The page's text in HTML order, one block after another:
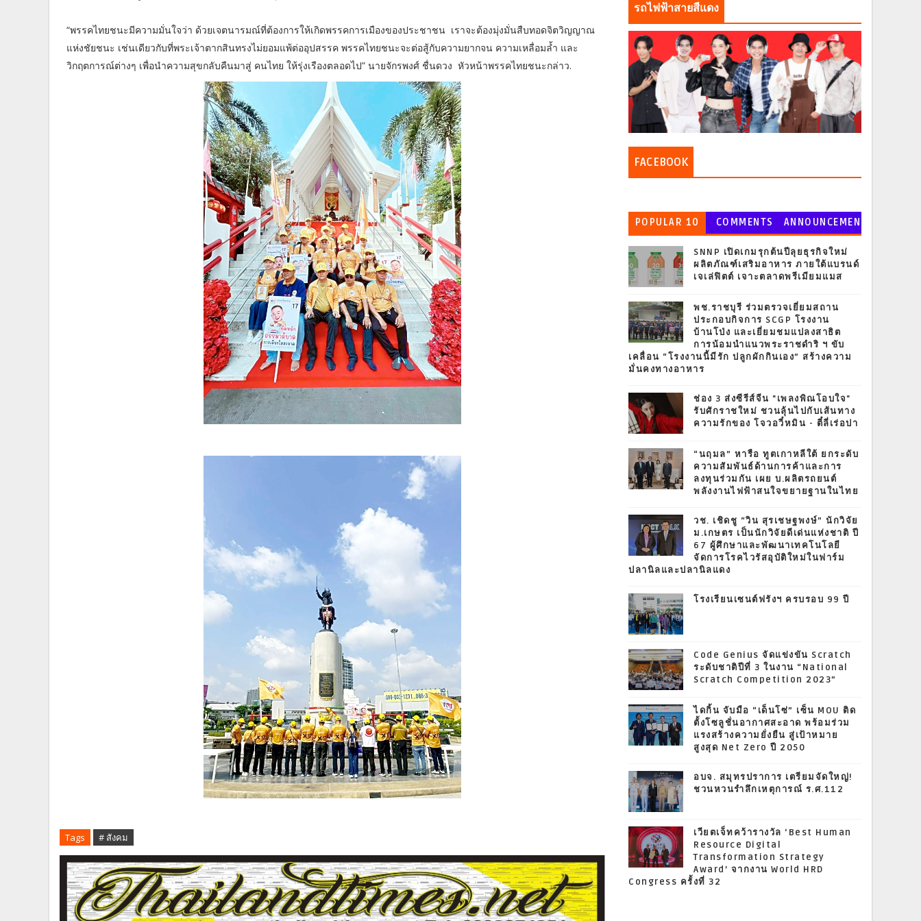
“พรรคไทยชนะมีความมั่นใจว่า ด้วยเจตนารมณ์ที่ต้องการให้เกิดพรรคการเมืองของประชาชน เราจะต้องมุ่งมั่นสืบทอดจิตวิญญาณ
แห่งชัยชนะ เช่นเดียวกับที่พระเจ้าตากสินทรงไม่ยอมแพ้ต่ออุปสรรค พรรคไทยชนะจะต่อสู้กับความยากจน ความเหลื่อมล้ำ และ
วิกฤตการณ์ต่างๆ เพื่อนำความสุขกลับคืนมาสู่ คนไทย ให้รุ่งเรืองตลอดไป” นายจักรพงศ์ ชื่นดวง หัวหน้าพรรคไทยชนะกล่าว.
Tags # สังคม
รถไฟฟ้าสายสีแดง
FACEBOOK
POPULAR 10 COMMENTS
ANNOUNCEMEN
T
SNNP เปิดเกมรุกต้นปีลุยธุรกิจใหม่
ผลิตภัณฑ์เสริมอาหาร ภายใต้แบรนด์
เจเล่ฟิตต์ เจาะตลาดพรีเมียมแมส
พช.ราชบุรี ร่วมตรวจเยี่ยมสถาน
ประกอบกิจการ SCGP โรงงาน
บ้านโป่ง และเยี่ยมชมแปลงสาธิต
การน้อมนำแนวพระราชดำริ ฯ ขับ
เคลื่อน “โรงงานนี้มีรัก ปลูกผักกินเอง” สร้างความ
มั่นคงทางอาหาร
ช่อง 3 ส่งซีรีส์จีน "เพลงพิณโอบใจ"
รับศักราชใหม่ ชวนลุ้นไปกับเส้นทาง
ความรักของ โจวอวี๋หมิน - ตี๋ลี่เร่อปา
“นฤมล” หารือ ทูตเกาหลีใต้ ยกระดับ
ความสัมพันธ์ด้านการค้าและการ
ลงทุนร่วมกัน เผย บ.ผลิตรถยนต์
พลังงานไฟฟ้าสนใจขยายฐานในไทย
วช. เชิดชู “วิน สุรเชษฐพงษ์” นักวิจัย
ม.เกษตร เป็นนักวิจัยดีเด่นแห่งชาติ ปี
67 ผู้ศึกษาและพัฒนาเทคโนโลยี
จัดการโรคไวรัสอุบัติใหม่ในฟาร์ม
ปลานิลและปลานิลแดง
โรงเรียนเซนต์ฟรังฯ ครบรอบ 99 ปี
Code Genius จัดแข่งขัน Scratch
ระดับชาติปีที่ 3 ในงาน “National
Scratch Competition 2023”
ไดกิ้น จับมือ “เด็นโซ่” เซ็น MOU ติด
ตั้งโซลูชั่นอากาศสะอาด พร้อมร่วม
แรงสร้างความยั่งยืน สู่เป้าหมาย
สูงสุด Net Zero ปี 2050
อบจ. สมุทรปราการ เตรียมจัดใหญ่!
ชวนหวนรำลึกเหตุการณ์ ร.ศ.112
เวียตเจ็ทคว้ารางวัล ‘Best Human
Resource Digital
Transformation Strategy
Award’ จากงาน World HRD
Congress ครั้งที่ 32